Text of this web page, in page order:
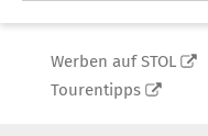
Werben auf STOL
Tourentipps